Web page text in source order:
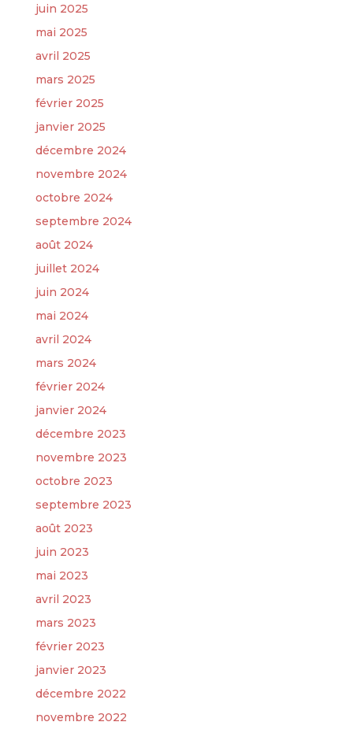
juin 2025
mai 2025
avril 2025
mars 2025
février 2025
janvier 2025
décembre 2024
novembre 2024
octobre 2024
septembre 2024
août 2024
juillet 2024
juin 2024
mai 2024
avril 2024
mars 2024
février 2024
janvier 2024
décembre 2023
novembre 2023
octobre 2023
septembre 2023
août 2023
juin 2023
mai 2023
avril 2023
mars 2023
février 2023
janvier 2023
décembre 2022
novembre 2022